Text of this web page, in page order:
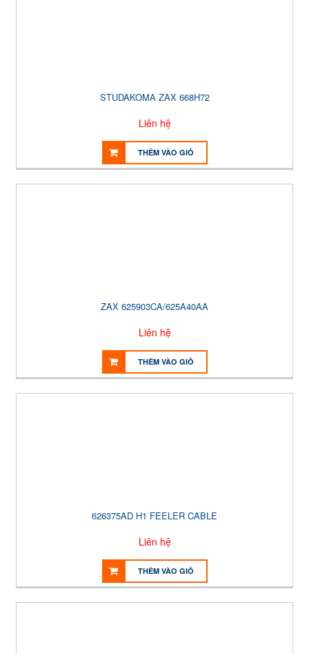
STUDAKOMA ZAX 668H72
Liên hệ
THÊM VÀO GIỎ
ZAX 625903CA/625A40AA
Liên hệ
THÊM VÀO GIỎ
626375AD H1 FEELER CABLE
Liên hệ
THÊM VÀO GIỎ